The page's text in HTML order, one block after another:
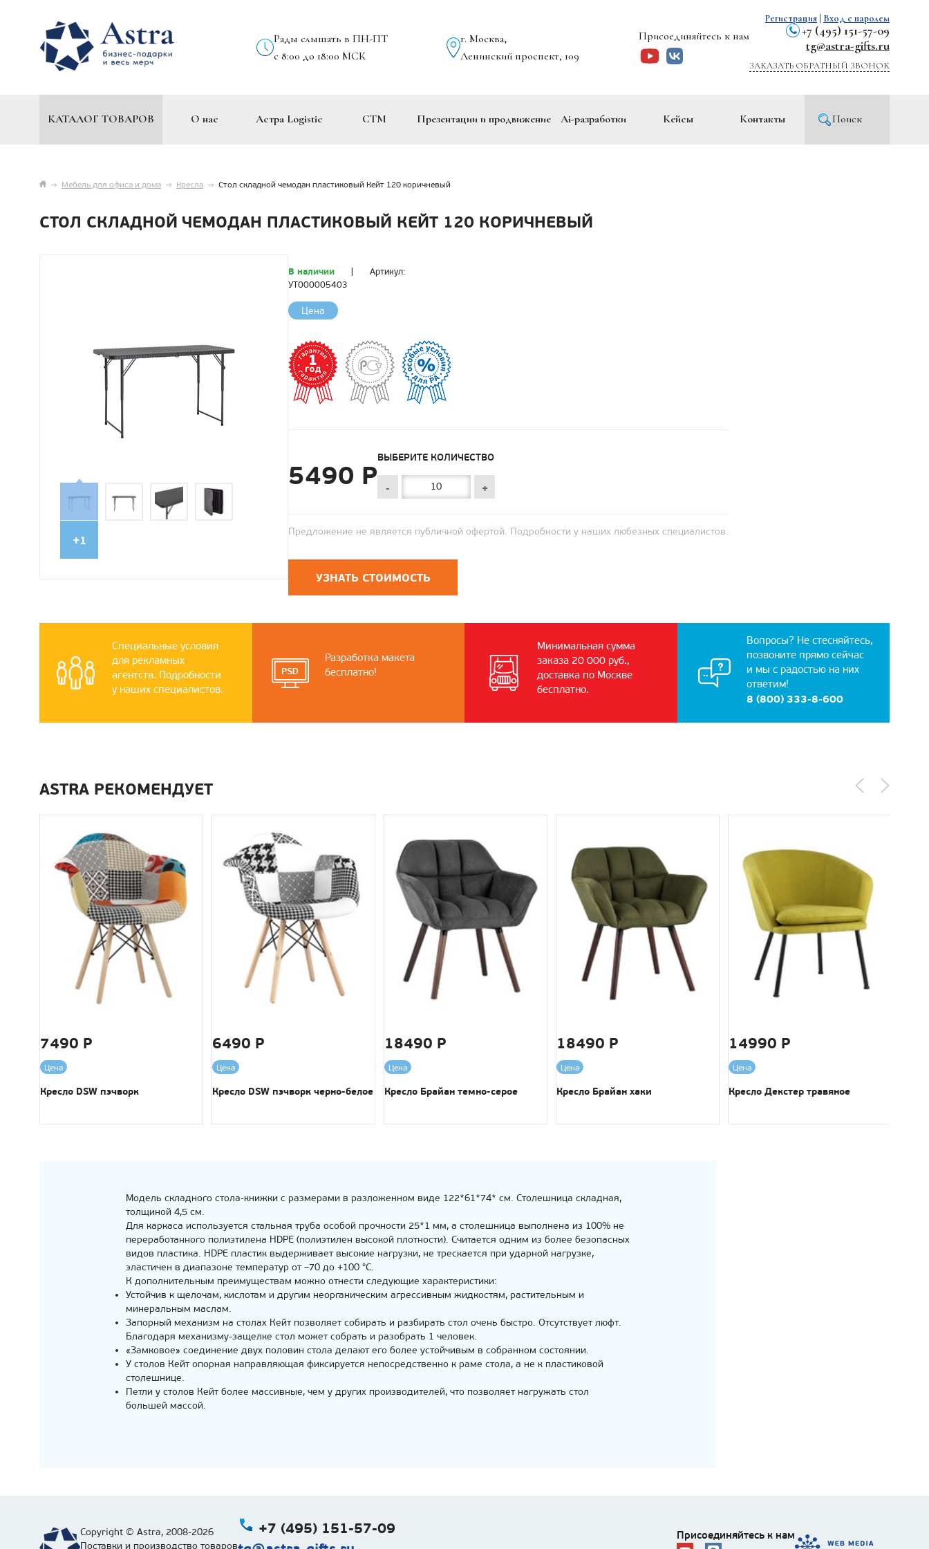
Рады слышать в ПН-ПТ
с 8:00 до 18:00 МСК
г. Москва,
Ленинский проспект, 109
Присоединяйтесь к нам
+7 (495) 151-57-09
tg@astra-gifts.ru
ЗАКАЗАТЬ ОБРАТНЫЙ ЗВОНОК
Регистрация Вход с паролем
КАТАЛОГ ТОВАРОВ О нас Астра Logistic СТМ Презентации и продвижение Ai-разработки Кейсы Контакты Поиск
→ Мебель для офиса и дома → Кресла → Стол складной чемодан пластиковый Кейт 120 коричневый
СТОЛ СКЛАДНОЙ ЧЕМОДАН ПЛАСТИКОВЫЙ КЕЙТ 120 КОРИЧНЕВЫЙ
+1
В наличии
Артикул:
УТ000005403
Цена
5490 Р
ВЫБЕРИТЕ КОЛИЧЕСТВО
- +
Предложение не является публичной офертой. Подробности у наших любезных специалистов.
УЗНАТЬ СТОИМОСТЬ
Специальные условия
для рекламных
агентств. Подробности
у наших специалистов.
Разработка макета
бесплатно!
Минимальная сумма
заказа 20 000 руб.,
доставка по Москве
бесплатно.
Вопросы? Не стесняйтесь,
позвоните прямо сейчас
и мы с радостью на них
ответим!
8 (800) 333-8-600
ASTRA РЕКОМЕНДУЕТ
7490 Р
Цена
Кресло DSW пэчворк
6490 Р
Цена
Кресло DSW пэчворк черно-белое
18490 Р
Цена
Кресло Брайан темно-серое
18490 Р
Цена
Кресло Брайан хаки
14990 Р
Цена
Кресло Декстер травяное
Модель складного стола-книжки с размерами в разложенном виде 122*61*74* см. Столешница складная,
толщиной 4,5 см.
Для каркаса используется стальная труба особой прочности 25*1 мм, а столешница выполнена из 100% не
переработанного полиэтилена HDPE (полиэтилен высокой плотности). Считается одним из более безопасных
видов пластика. HDPE пластик выдерживает высокие нагрузки, не трескается при ударной нагрузке,
эластичен в диапазоне температур от –70 до +100 °С.
К дополнительным преимуществам можно отнести следующие характеристики:
Устойчив к щелочам, кислотам и другим неорганическим агрессивным жидкостям, растительным и
минеральным маслам.
Запорный механизм на столах Кейт позволяет собирать и разбирать стол очень быстро. Отсутствует люфт.
Благодаря механизму-защелке стол может собрать и разобрать 1 человек.
«Замковое» соединение двух половин стола делают его более устойчивым в собранном состоянии.
У столов Кейт опорная направляющая фиксируется непосредственно к раме стола, а не к пластиковой
столешнице.
Петли у столов Кейт более массивные, чем у других производителей, что позволяет нагружать стол
большей массой.
Copyright © Astra, 2008-2026
Поставки и производство товаров
+7 (495) 151-57-09
Присоединяйтесь к нам